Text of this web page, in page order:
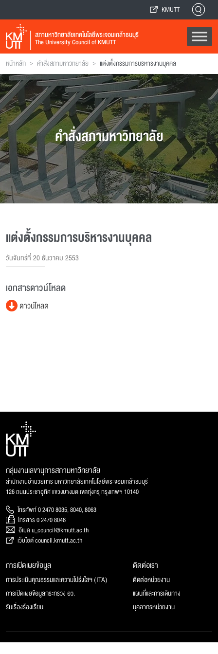
KMUTT
สภามหาวิทยาลัยเทคโนโลยีพระจอมเกล้าธนบุรี
The University Council of KMUTT
หน้าหลัก > คำสั่งสภามหาวิทยาลัย > แต่งตั้งกรรมการบริหารงานบุคคล
คำสั่งสภามหาวิทยาลัย
แต่งตั้งกรรมการบริหารงานบุคคล
วันจันทร์ที่ 20 ธันวาคม 2553
เอกสารดาวน์โหลด
ดาวน์โหลด
กลุ่มงานเลขานุการสภามหาวิทยาลัย
สำนักงานอำนวยการ มหาวิทยาลัยเทคโนโลยีพระจอมเกล้าธนบุรี
126 ถนนประชาอุทิศ แขวงบางมด เขตทุ่งครุ กรุงเทพฯ 10140
โทรศัพท์ 0 2470 8035, 8040, 8063
โทรสาร 0 2470 8046
อีเมล u_council@kmutt.ac.th
เว็บไซต์ council.kmutt.ac.th
การเปิดเผยข้อมูล
การประเมินคุณธรรมและความโปร่งใสฯ (ITA)
การเปิดเผยข้อมูลกระทรวง อว.
รับเรื่องร้องเรียน
ติดต่อเรา
ติดต่อหน่วยงาน
แผนที่และการเดินทาง
บุคลากรหน่วยงาน